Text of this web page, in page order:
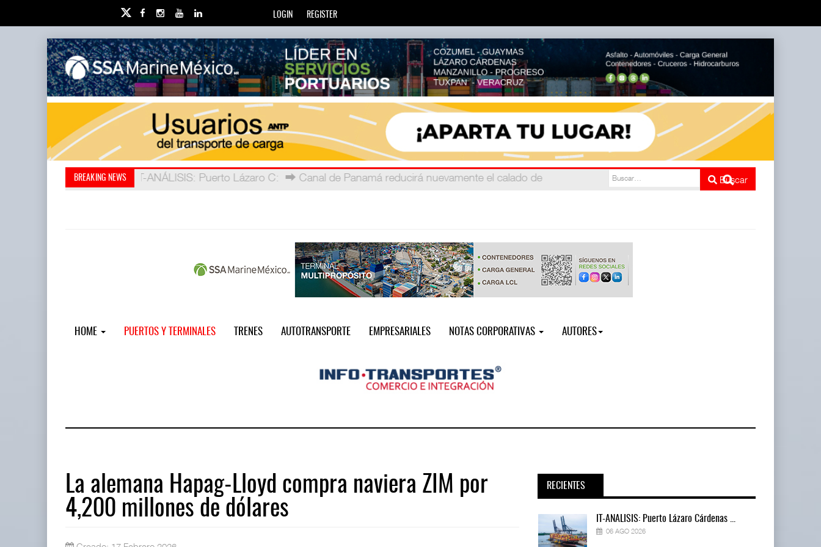
LOGIN REGISTER
BREAKING NEWS IT-ANÁLISIS: Puerto Lázaro C
La ATTRAPI licita red de telec : La Agencia de Trenes y Transporte Público Integrado (ATTRAPI)
Buscar
HOME PUERTOS Y TERMINALES TRENES AUTOTRANSPORTE EMPRESARIALES NOTAS CORPORATIVAS AUTORES
La alemana Hapag-Lloyd compra naviera ZIM por
4,200 millones de dólares
RECIENTES
IT-ANÁLISIS: Puerto Lázaro Cárdenas ... IT-ANÁLISIS: Puerto Lázaro Cárdenas ...
06 AGO 2026